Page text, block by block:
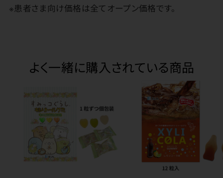
※患者さま向け価格は全てオープン価格です。
よく一緒に購入されている商品